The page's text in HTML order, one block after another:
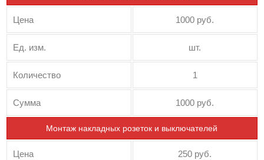
Цена 1000 руб.
Ед. изм. шт.
Количество 1
Сумма 1000 руб.
Монтаж накладных розеток и выключателей
Цена 250 руб.